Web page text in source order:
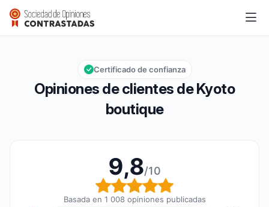
Kyoto boutique
Calificación global: 9,8 de 10
9,8/10
Opiniones de clientes de Kyoto
boutique
Certificado de confianza
9,8/10
Calificación global: 9,8
Basada en 1 008 opiniones publicadas